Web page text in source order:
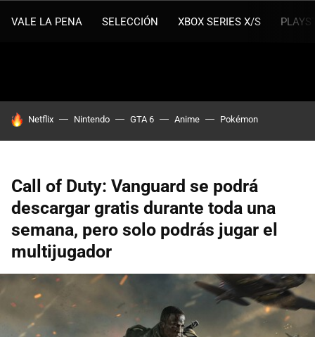
VALE LA PENA SELECCIÓN XBOX SERIES X/S
HOY SE HABLA DE
Netflix Nintendo GTA 6 Anime Pokémon
Call of Duty: Vanguard se podrá
descargar gratis durante toda una
semana, pero solo podrás jugar el
multijugador